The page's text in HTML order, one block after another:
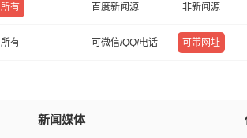
所有 百度新闻源 非新闻源
所有 可微信/QQ/电话 可带网址
新闻媒体